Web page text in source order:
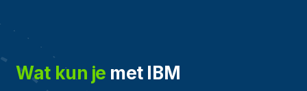
Wat kun je met IBM